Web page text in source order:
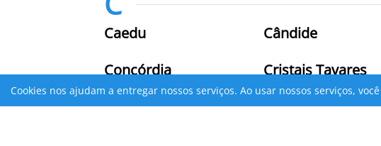
Caedu Cândide
Concórdia
Cristais Tavares
D
Cookies nos ajudam a entregar nossos serviços. Ao usar nossos serviços,